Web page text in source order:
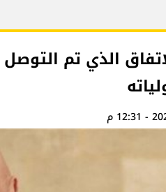
الذي تم التوصل